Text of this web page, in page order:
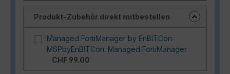
Produkt-Zubehör direkt mitbestellen
Managed FortiManager by EnBITCon
MSPbyEnBITCon: Managed FortiManager
CHF 99.00